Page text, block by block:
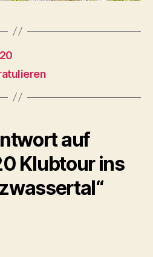
auf
Klubtour ins